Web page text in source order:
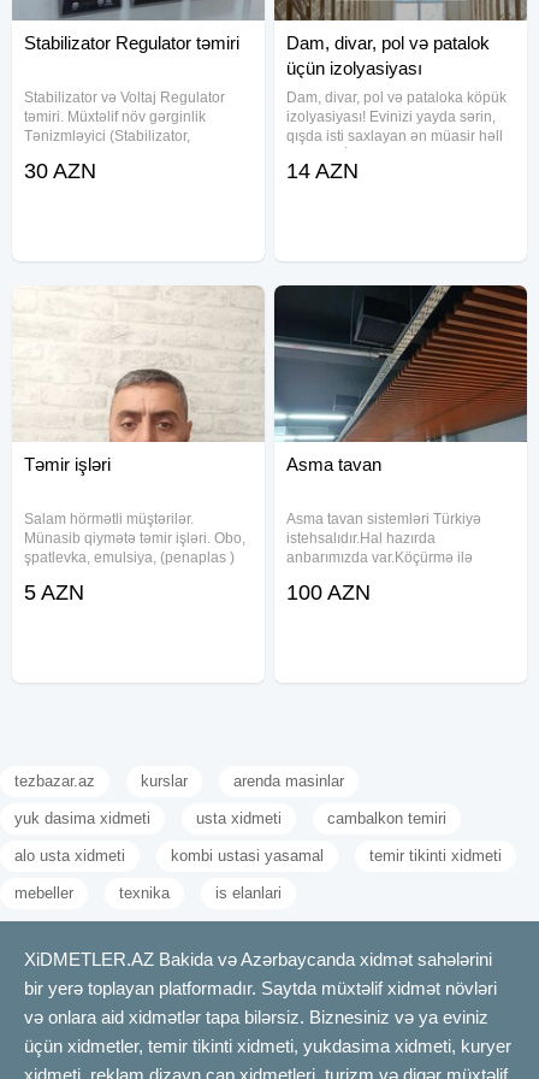
Stabilizator Regulator təmiri
Stabilizator və Voltaj Regulator
təmiri. Müxtəlif növ gərginlik
Tənizmləyici (Stabilizator,
Texniki Müayinə - diaqnostika -
30 AZN
Dam, divar, pol və patalok
üçün izolyasiyası
Dam, divar, pol və pataloka köpük
izolyasiyası! Evinizi yayda sərin,
qışda isti saxlayan ən müasir həll
pulunuza qənaət Rütubətə və küfə
14 AZN
Təmir işləri
Salam hörmətli müştərilər.
Münasib qiymətə təmir işləri. Obo,
şpatlevka, emulsiya, (penaplas )
münasib və keyfiyyətli, wotsapp -
5 AZN
Asma tavan
Asma tavan sistemləri Türkiyə
istehsalıdır.Hal hazırda
anbarımızda var.Köçürmə ilə
100 AZN
tezbazar.az kurslar arenda masinlar
yuk dasima xidmeti usta xidmeti cambalkon temiri
alo usta xidmeti kombi ustasi yasamal temir tikinti xidmeti
mebeller texnika is elanlari
XiDMETLER.AZ Bakida və Azərbaycanda xidmət sahələrini
bir yerə toplayan platformadır. Saytda müxtəlif xidmət növləri
və onlara aid xidmətlər tapa bilərsiz. Biznesiniz və ya eviniz
üçün xidmetler, temir tikinti xidmeti, yukdasima xidmeti, kuryer